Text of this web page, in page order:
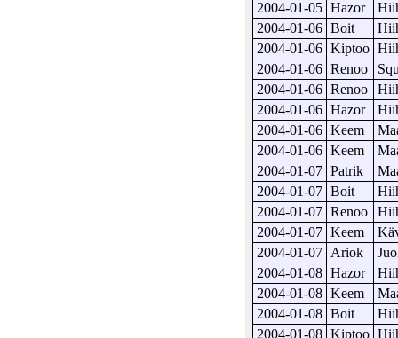
2004-01-05 Hazor
2004-01-06 Boit
2004-01-06 Kiptoo
2004-01-06 Renoo
2004-01-06 Renoo
2004-01-06 Hazor
2004-01-06 Keem
2004-01-06 Keem
2004-01-07 Patrik
2004-01-07 Boit
2004-01-07 Renoo
2004-01-07 Keem
2004-01-07 Ariok
2004-01-08 Hazor
2004-01-08 Keem
2004-01-08 Boit
2004-01-08 Kiptoo